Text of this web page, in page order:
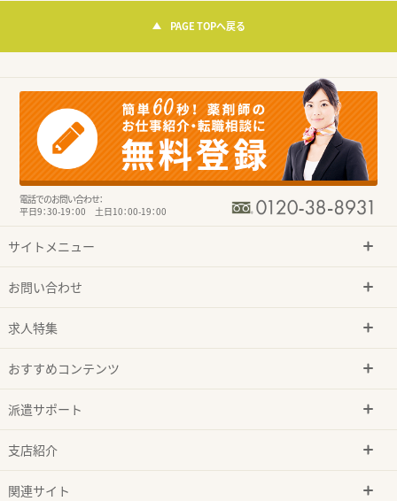
PAGE TOPへ戻る
電話でのお問い合わせ：
平日9：30-19：00 土日10：00-19：00
サイトメニュー
お問い合わせ
求人特集
おすすめコンテンツ
派遣サポート
支店紹介
関連サイト